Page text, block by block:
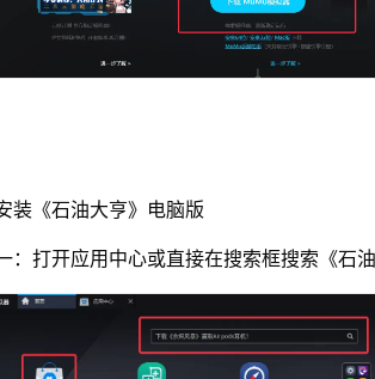
装《石油大亨》电脑版
：打开应用中心或直接在搜索框搜索《石油